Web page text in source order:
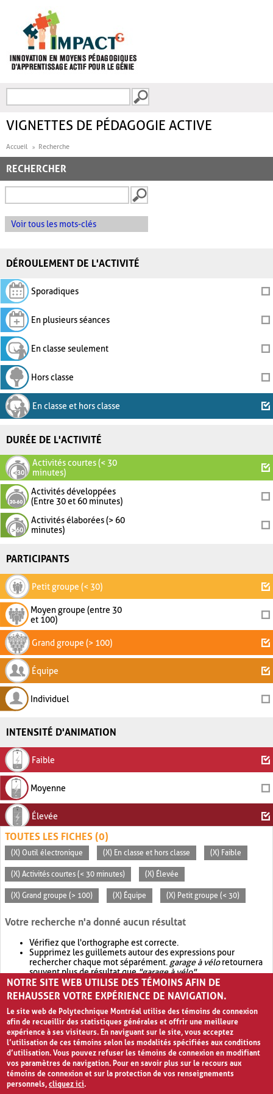
FORMULAIRE DE
VIGNETTES DE PÉDAGOGIE ACTIVE
Accueil Recherche
RECHERCHER
Voir tous les mots-clés
DÉROULEMENT DE L'ACTIVITÉ
Sporadiques
En plusieurs séances
En classe seulement
Hors classe
En classe et hors classe
DURÉE DE L'ACTIVITÉ
Activités courtes (< 30
minutes)
Activités développées
(Entre 30 et 60 minutes)
Activités élaborées (> 60
minutes)
PARTICIPANTS
Petit groupe (< 30)
Moyen groupe (entre 30
et 100)
Grand groupe (> 100)
Équipe
Individuel
INTENSITÉ D'ANIMATION
Faible
Moyenne
Élevée
TOUTES LES FICHES (0)
(X) Outil électronique (X) En classe et hors classe (X) Faible
(X) Activités courtes (< 30 minutes) (X) Élevée
(X) Grand groupe (> 100) (X) Équipe (X) Petit groupe (< 30)
Votre recherche n'a donné aucun résultat
Vérifiez que l'orthographe est correcte.
Supprimez les guillemets autour des expressions pour
rechercher chaque mot séparément. garage à véloretournera
souvent plus de résultat que"garage à vélo".
Envisagez d'élargir votre recherche avec OR.garage OR vélo
retournera souvent plus de résultat quegarage à vélo
NOTRE SITE WEB UTILISE DES TÉMOINS AFIN DE
REHAUSSER VOTRE EXPÉRIENCE DE NAVIGATION.
Le site web de Polytechnique Montréal utilise des témoins de connexion
afin de recueillir des statistiques générales et offrir une meilleure
expérience à ses visiteurs. En naviguant sur le site, vous acceptez
l’utilisation de ces témoins selon les modalités spécifiées aux conditions
d’utilisation. Vous pouvez refuser les témoins de connexion en modifiant
vos paramètres de navigation. Pour en savoir plus sur le recours aux
témoins de connexion et sur la protection de vos renseignements
personnels,cliquez ici.